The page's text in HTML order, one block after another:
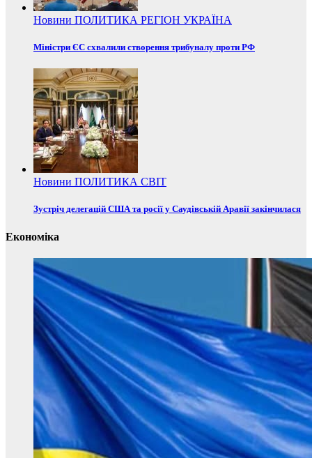
Новини ПОЛИТИКА РЕГІОН УКРАЇНА
Міністри ЄС схвалили створення трибуналу проти РФ
Новини ПОЛИТИКА СВІТ
Зустріч делегацій США та росії у Саудівській Аравії закінчилася
Економіка